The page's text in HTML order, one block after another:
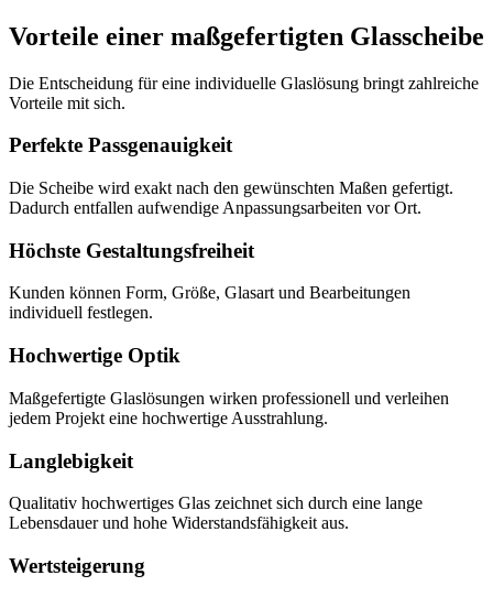
Vorteile einer maßgefertigten Glasscheibe
Die Entscheidung für eine individuelle Glaslösung bringt zahlreiche
Vorteile mit sich.
Perfekte Passgenauigkeit
Die Scheibe wird exakt nach den gewünschten Maßen gefertigt.
Dadurch entfallen aufwendige Anpassungsarbeiten vor Ort.
Höchste Gestaltungsfreiheit
Kunden können Form, Größe, Glasart und Bearbeitungen
individuell festlegen.
Hochwertige Optik
Maßgefertigte Glaslösungen wirken professionell und verleihen
jedem Projekt eine hochwertige Ausstrahlung.
Langlebigkeit
Qualitativ hochwertiges Glas zeichnet sich durch eine lange
Lebensdauer und hohe Widerstandsfähigkeit aus.
Wertsteigerung